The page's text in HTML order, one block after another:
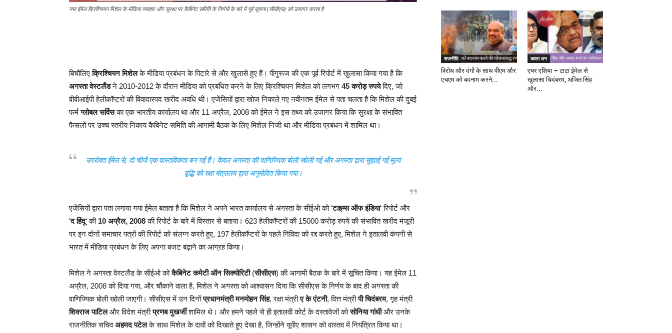
नया ईमेल क्रिश्चियन मिशेल के मीडिया व्यवहार और सुरक्षा पर कैबिनेट समिति के निर्णयों के बारे में पूर्व सूचना (सीसीएस) को उजागर करता है
बिचौलिएक्रिश्चियन मिशेलके मीडिया प्रबंधन के पिटारे से और खुलासे हुए हैं। पीगुरूज की एक पूर्व रिपोर्ट में खुलासा किया गया है कि
अगस्ता वेस्टलैंडने 2010-2012 के दौरान मीडिया को प्रबंधित करने के लिए क्रिश्चियन मिशेल को लगभग 45 करोड़ रुपयेदिए, जो
वीवीआईपी हेलीकॉप्टरों की विवादास्पद खरीद अवधि थी। एजेंसियों द्वारा खोज निकाले गए नवीनतम ईमेल से पता चलता है कि मिशेल की दुबई
फर्मग्लोबल सर्विसका एक भारतीय कार्यालय था और 11 अप्रैल, 2008 को ईमेल ने इस तथ्य को उजागर किया कि सुरक्षा के संभावित
फैसलों पर उच्च स्तरीय निकाय कैबिनेट समिति की आगामी बैठक के लिए मिशेल निजी था और मीडिया प्रबंधन में शामिल था।
उपरोक्त ईमेल से, दो चीजें एक वास्तविकता बन गई हैं। केवल अगस्ता की वाणिज्यिक बोली खोली गई और अगस्ता द्वारा सुझाई गई मूल्य
वृद्धि को रक्षा मंत्रालय द्वारा अनुमोदित किया गया।
एजेंसियों द्वारा पता लगाया गया ईमेल बताता है कि मिशेल ने अपने भारत कार्यालय से अगस्ता के सीईओ को ‘टाइम्स ऑफ इंडिया‘ रिपोर्ट और
‘द हिंदू‘ की 10 अप्रैल, 2008की रिपोर्ट के बारे में विस्तार से बताया। 623 हेलीकॉप्टरों की 15000 करोड़ रुपये की संभावित खरीद मंजूरी
पर इन दोनों समाचार पत्रों की रिपोर्ट को संलग्न करते हुए, 197 हेलीकॉप्टरों के पहले निविदा को रद्द करते हुए, मिशेल ने इतालवी कंपनी से
भारत में मीडिया प्रबंधन के लिए अपना बजट बढ़ाने का आग्रह किया।
मिशेल ने अगस्ता वेस्टलैंड के सीईओ कोकैबिनेट कमेटी ऑन सिक्योरिटी(सीसीएस) की आगामी बैठक के बारे में सूचित किया। यह ईमेल 11
अप्रैल, 2008 को दिया गया, और चौंकाने वाला है, मिशेल ने अगस्ता को आश्वासन दिया कि सीसीएस के निर्णय के बाद ही अगस्ता की
वाणिज्यिक बोली खोली जाएगी। सीसीएस में उन दिनोंप्रधानमंत्री मनमोहन सिंह, रक्षा मंत्रीए के एंटनी, वित्त मंत्रीपी चिदंबरम, गृह मंत्री
शिवराज पाटिलऔर विदेश मंत्रीप्रणब मुखर्जीशामिल थे। और हमने पहले से ही इतालवी कोर्ट के दस्तावेजों कोसोनिया गांधीऔर उनके
राजनीतिक सचिवअहमद पटेलके साथ मिशेल के दावों को दिखाते हुए देखा है, जिन्होंने यूपीए शासन को वास्तव में नियंत्रित किया था।
राजनीति
विरोध और दंगों के साथ पीएम और
एचएम को बदनाम करने...
काला धन
एयर एशिया – टाटा ईमेल से
खुलासा चिदंबरम, अजित सिंह
और...